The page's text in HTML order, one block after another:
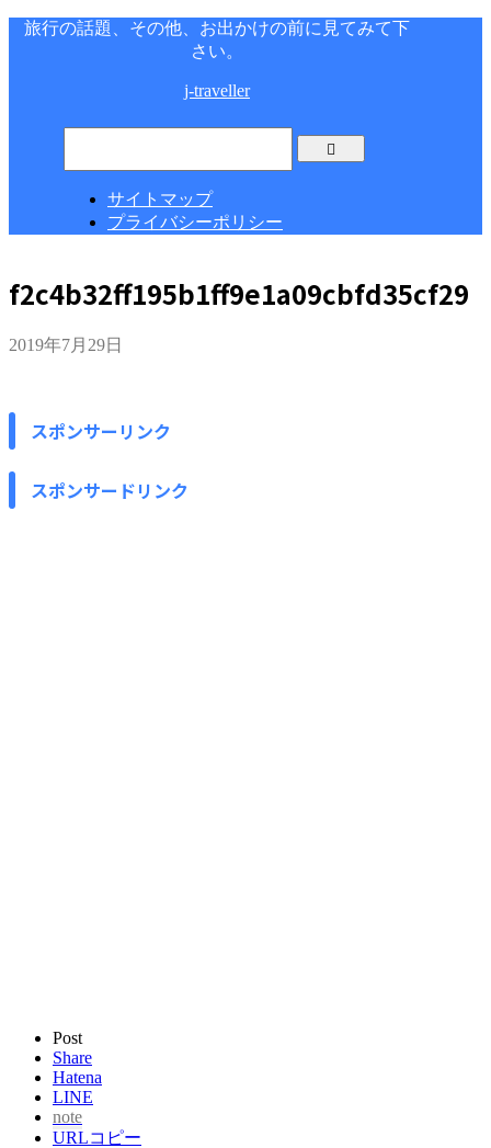
旅行の話題、その他、お出かけの前に見てみて下
さい。
j-traveller
サイトマップ
プライバシーポリシー
f2c4b32ff195b1ff9e1a09cbfd35cf29
2019年7月29日
スポンサーリンク
スポンサードリンク
Post
Share
Hatena
LINE
note
URLコピー